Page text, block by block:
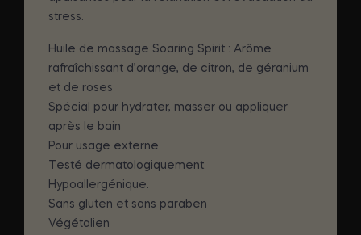
stress.
Huile de massage Soaring Spirit : Arôme
rafraîchissant d’orange, de citron, de géranium
et de roses
Spécial pour hydrater, masser ou appliquer
après le bain
Pour usage externe.
Testé dermatologiquement.
Hypoallergénique.
Sans gluten et sans paraben
Végétalien